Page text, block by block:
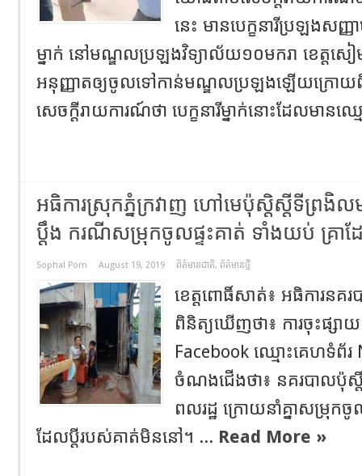
នេះ មានបេក្ខនារីប្រឡងស
ម្នាក់ នៅមណ្ឌលប្រឡងវិទ្យាល័យ១០មករា ខេត្តសៀ
អនុញ្ញាតឲ្យចូលទៅកាន់មណ្ឌលប្រឡងឡើយក្រោ
សេចក្តីរាយការណ៍ថា បេក្ខនារីម្នាក់នោះដែលមានឈ្
អធិការស្រុកភ្នំក្រវាញ ហៅមេប៉ុស្តិស្តីទីព្រងិលម
ប្តឹង ករណីសម្រុកចូលផ្ទះគាត់ ទាំងយប់ គ្រា
Sophal Porn August 19, 2019 ព័ត៌មានជាតិ, ព័ត៌មានថ្មី
ខេត្តពោធិ៍សាត់៖ អធិការនគរ
ពិនិត្យឃើញថា៖ ការចុះផ្សា
Facebook ឈ្មោះគេហទំព័រ
ចំណងជើងថា៖ នគរបាលប៉ុស្
ពលរដ្ឋ ក្រោយនាំគ្នាសម្រុកចូ
ដែលប្ដីរបស់គាត់មិននៅ។ ... Read More »